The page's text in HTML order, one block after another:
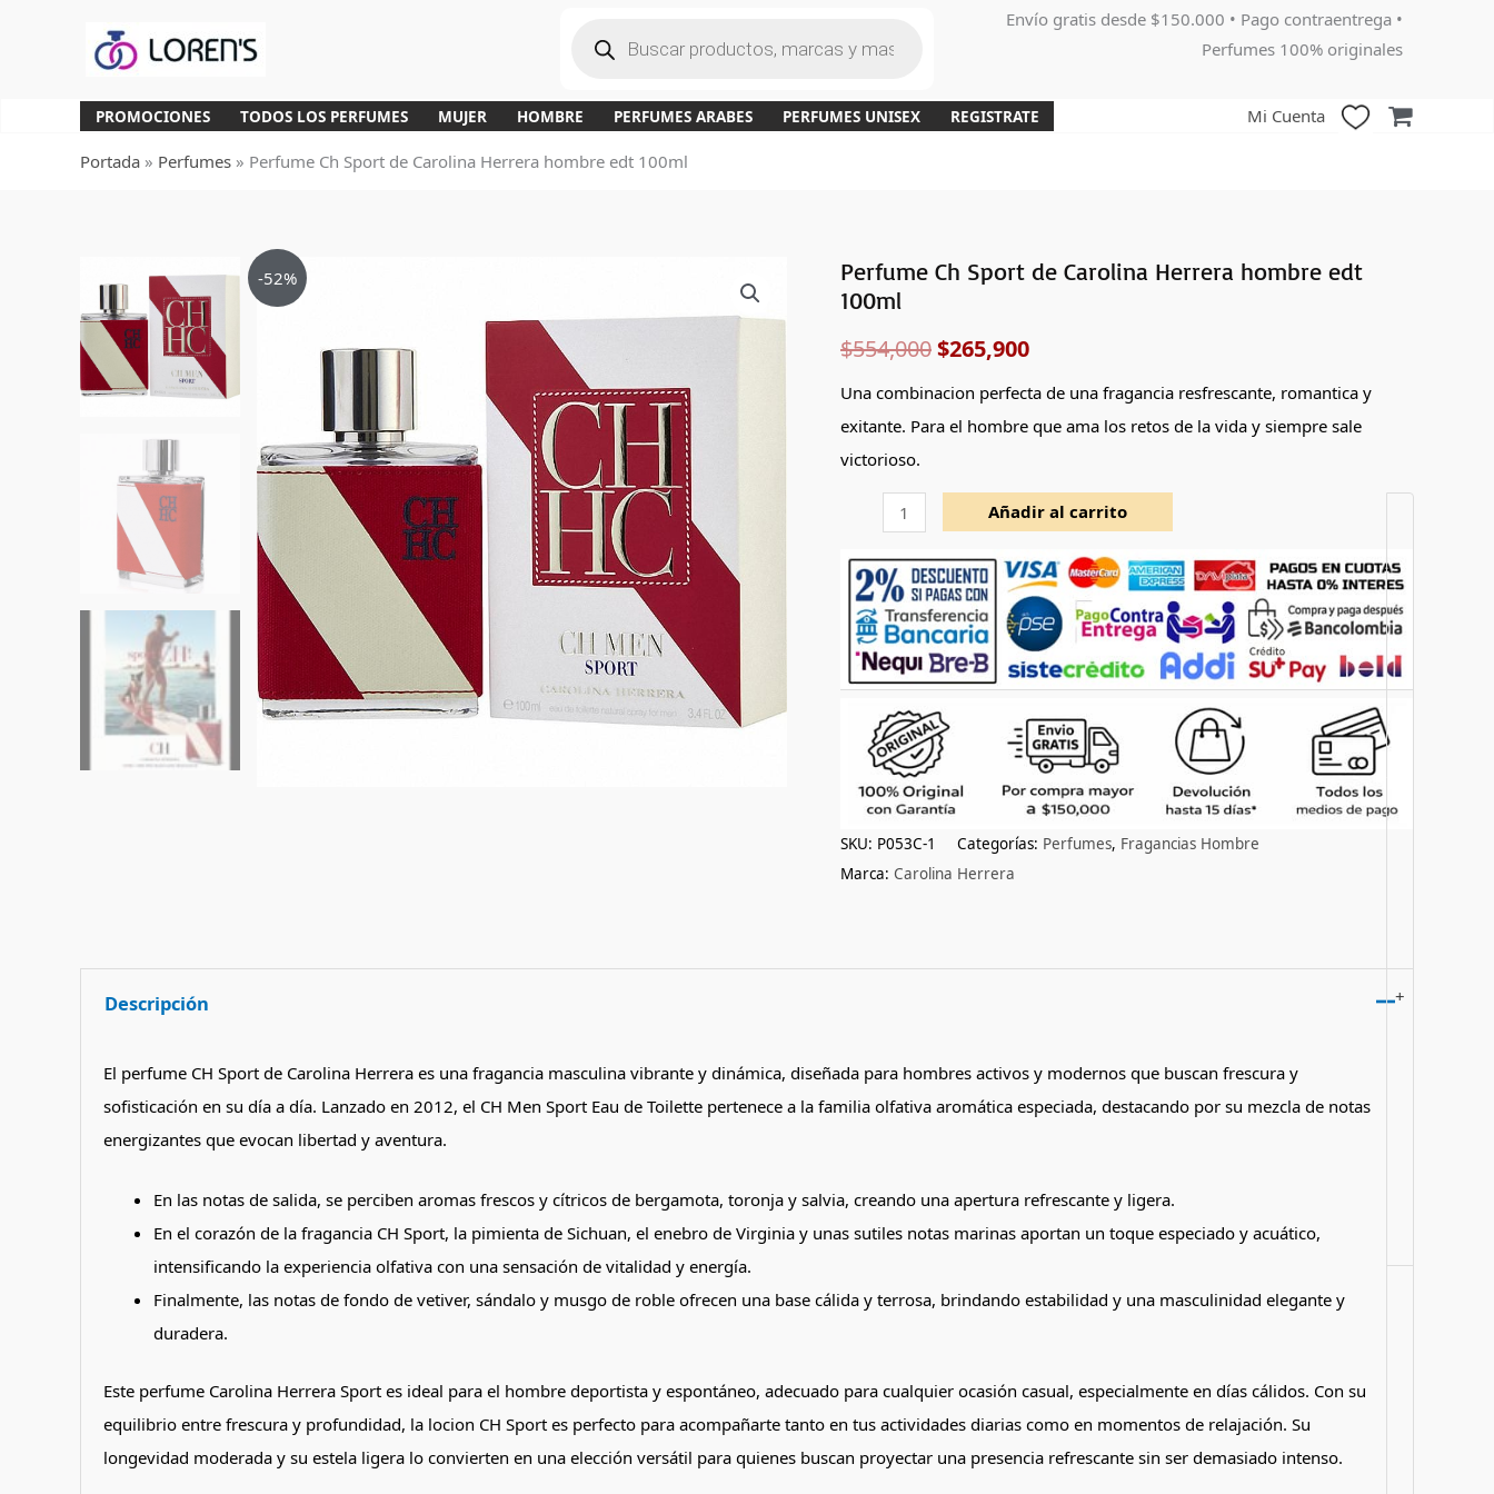
a
d
e
r
o
Envío gratis desde $150.000 • Pago contraentrega •
Perfumes 100% originales
PROMOCIONES TODOS LOS PERFUMES MUJER HOMBRE PERFUMES ARABES PERFUMES UNISEX REGISTRATE Mi Cuenta
Portada » Perfumes » Perfume Ch Sport de Carolina Herrera hombre edt 100ml
-52%
Perfume Ch Sport de Carolina Herrera hombre edt
100ml
$554,000
El
original
$265,900
El
Una combinacion perfecta de una fragancia resfrescante, romantica y
exitante. Para el hombre que ama los retos de la vida y siempre sale
victorioso.
Perfume
Ch
de
Carolina
Herrera
hombre
+
Añadir al carrito
SKU: P053C-1 Categorías: Perfumes, Fragancias Hombre
Marca: Carolina Herrera
Descripción
El perfume CH Sport de Carolina Herrera es una fragancia masculina vibrante y dinámica, diseñada para hombres activos y modernos que buscan frescura y
sofisticación en su día a día. Lanzado en 2012, el CH Men Sport Eau de Toilette pertenece a la familia olfativa aromática especiada, destacando por su mezcla de notas
energizantes que evocan libertad y aventura.
En las notas de salida, se perciben aromas frescos y cítricos de bergamota, toronja y salvia, creando una apertura refrescante y ligera.
En el corazón de la fragancia CH Sport, la pimienta de Sichuan, el enebro de Virginia y unas sutiles notas marinas aportan un toque especiado y acuático,
intensificando la experiencia olfativa con una sensación de vitalidad y energía.
Finalmente, las notas de fondo de vetiver, sándalo y musgo de roble ofrecen una base cálida y terrosa, brindando estabilidad y una masculinidad elegante y
duradera.
Este perfume Carolina Herrera Sport es ideal para el hombre deportista y espontáneo, adecuado para cualquier ocasión casual, especialmente en días cálidos. Con su
equilibrio entre frescura y profundidad, la locion CH Sport es perfecto para acompañarte tanto en tus actividades diarias como en momentos de relajación. Su
longevidad moderada y su estela ligera lo convierten en una elección versátil para quienes buscan proyectar una presencia refrescante sin ser demasiado intenso.